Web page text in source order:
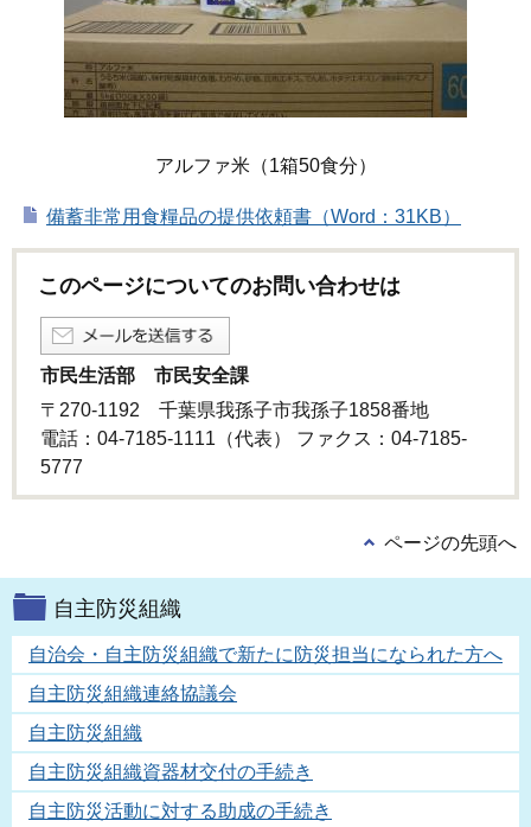
アルファ米（1箱50食分）
備蓄非常用食糧品の提供依頼書（Word：31KB）
このページについてのお問い合わせは
市民生活部 市民安全課
〒270-1192 千葉県我孫子市我孫子1858番地
電話：04-7185-1111（代表） ファクス：04-7185-
5777
ページの先頭へ
自主防災組織
自治会・自主防災組織で新たに防災担当になられた方へ
自主防災組織連絡協議会
自主防災組織
自主防災組織資器材交付の手続き
自主防災活動に対する助成の手続き